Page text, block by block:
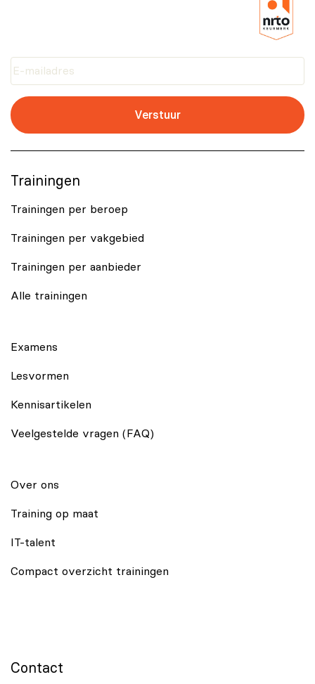
Verstuur
Trainingen
Trainingen per beroep
Trainingen per vakgebied
Trainingen per aanbieder
Alle trainingen
Examens
Lesvormen
Kennisartikelen
Veelgestelde vragen (FAQ)
Over ons
Training op maat
IT-talent
Compact overzicht trainingen
Contact